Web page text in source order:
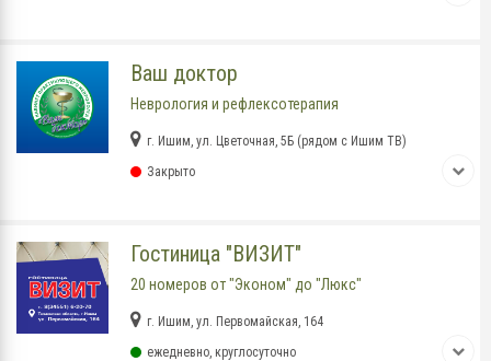
Ваш доктор
Неврология и рефлексотерапия
г. Ишим, ул. Цветочная, 5Б (рядом с Ишим ТВ)
Закрыто
Гостиница "ВИЗИТ"
20 номеров от "Эконом" до "Люкс"
г. Ишим, ул. Первомайская, 164
ежедневно, круглосуточно